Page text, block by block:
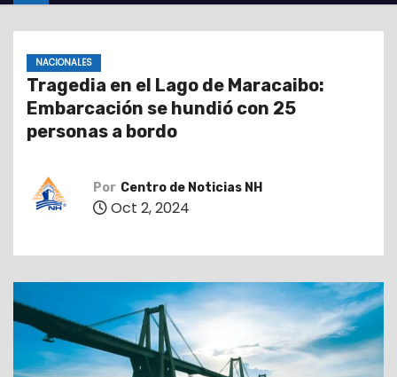
o
NACIONALES
Tragedia en el Lago de Maracaibo:
Embarcación se hundió con 25
personas a bordo
Por Centro de Noticias NH
Oct 2, 2024